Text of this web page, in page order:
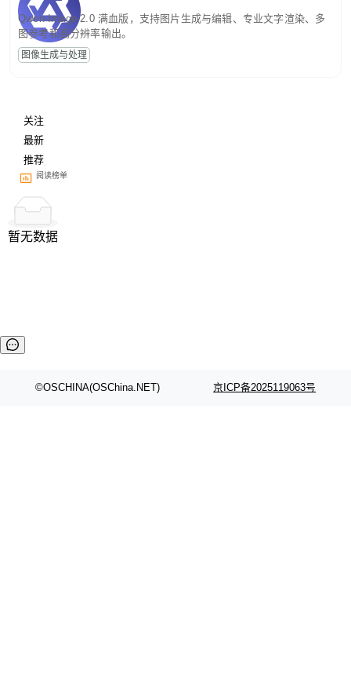
Qwen-Image-2.0 满血版，支持图片生成与编辑、专业文字渲染、多
图参考和高分辨率输出。
图像生成与处理
关注
最新
推荐
阅读榜单
暂无数据
©OSCHINA(OSChina.NET) 京ICP备2025119063号